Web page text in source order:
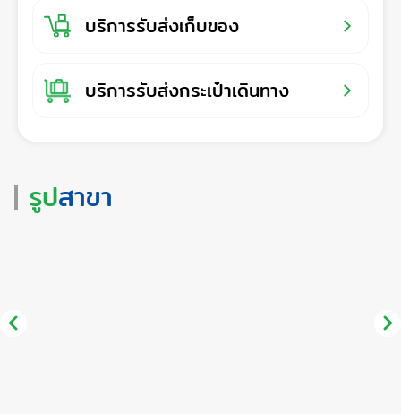
บริการรับส่งเก็บของ
บริการรับส่งกระเป๋าเดินทาง
รูปสาขา